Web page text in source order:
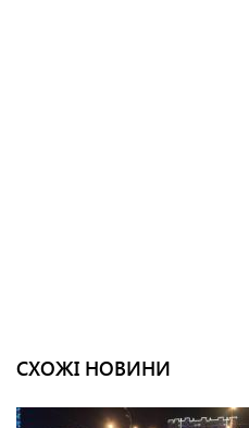
СХОЖІ НОВИНИ